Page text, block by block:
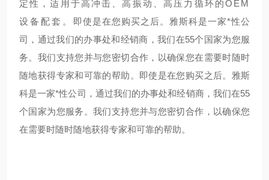
定性，适用于高冲击、高振动、高压力循环的OEM
设备配套。 即使是在您购买之后。雅斯科是一家*性公
司，通过我们的办事处和经销商，我们在55个国家为您服
务。我们支持您并与您密切合作，以确保您在需要时随时
随地获得专家和可靠的帮助。 即使是在您购买之后。雅斯
科是一家*性公司，通过我们的办事处和经销商，我们在55
个国家为您服务。我们支持您并与您密切合作，以确保您
在需要时随时随地获得专家和可靠的帮助。